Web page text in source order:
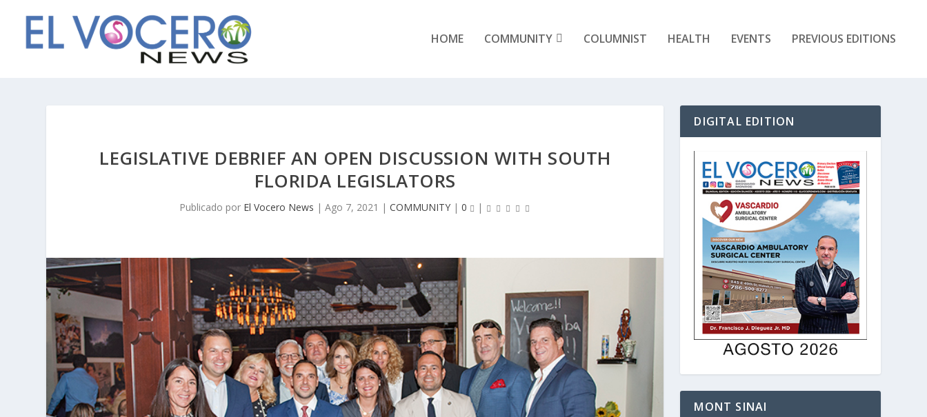
HOME COMMUNITY COLUMNIST HEALTH EVENTS PREVIOUS EDITIONS
LEGISLATIVE DEBRIEF AN OPEN DISCUSSION WITH SOUTH
FLORIDA LEGISLATORS
Publicado por El Vocero News | Ago 7, 2021 | COMMUNITY| 0 |
DIGITAL EDITION
MONT SINAI